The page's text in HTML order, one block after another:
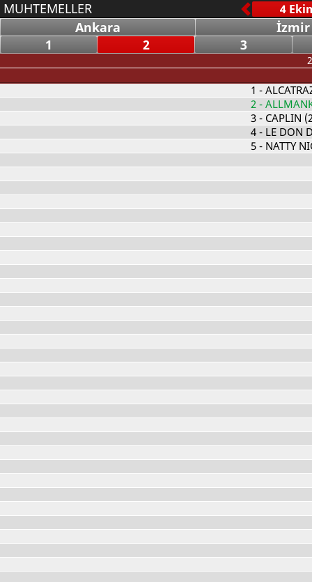
MUHTEMELLER
Ankara
İzmir
1
2 3
1 -
2 -
3 - CAPLIN
4 - LE DON
5 - NATTY